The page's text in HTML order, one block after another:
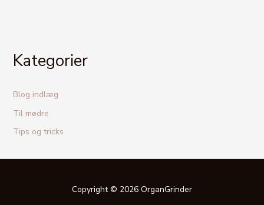
Kategorier
Blog indlæg
Til mødre
Tips og tricks
Copyright © 2026 OrganGrinder